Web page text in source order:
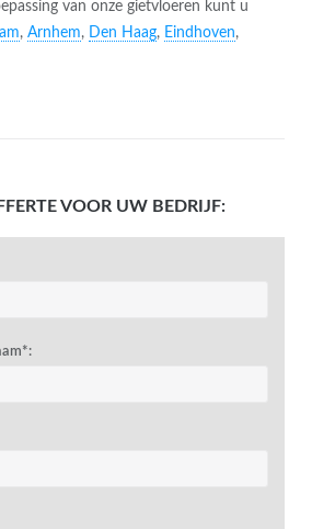
van onze gietvloeren kunt u
, Arnhem, Den Haag, Eindhoven,
VOOR UW BEDRIJF: